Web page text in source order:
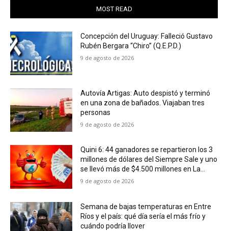
MOST READ
Concepción del Uruguay: Falleció Gustavo
Rubén Bergara “Chiro” (Q.E.P.D.)
9 de agosto de 2026
Autovía Artigas: Auto despistó y terminó
en una zona de bañados. Viajaban tres
personas
9 de agosto de 2026
Quini 6: 44 ganadores se repartieron los 3
millones de dólares del Siempre Sale y uno
se llevó más de $4.500 millones en La...
9 de agosto de 2026
Semana de bajas temperaturas en Entre
Ríos y el país: qué día sería el más frío y
cuándo podría llover